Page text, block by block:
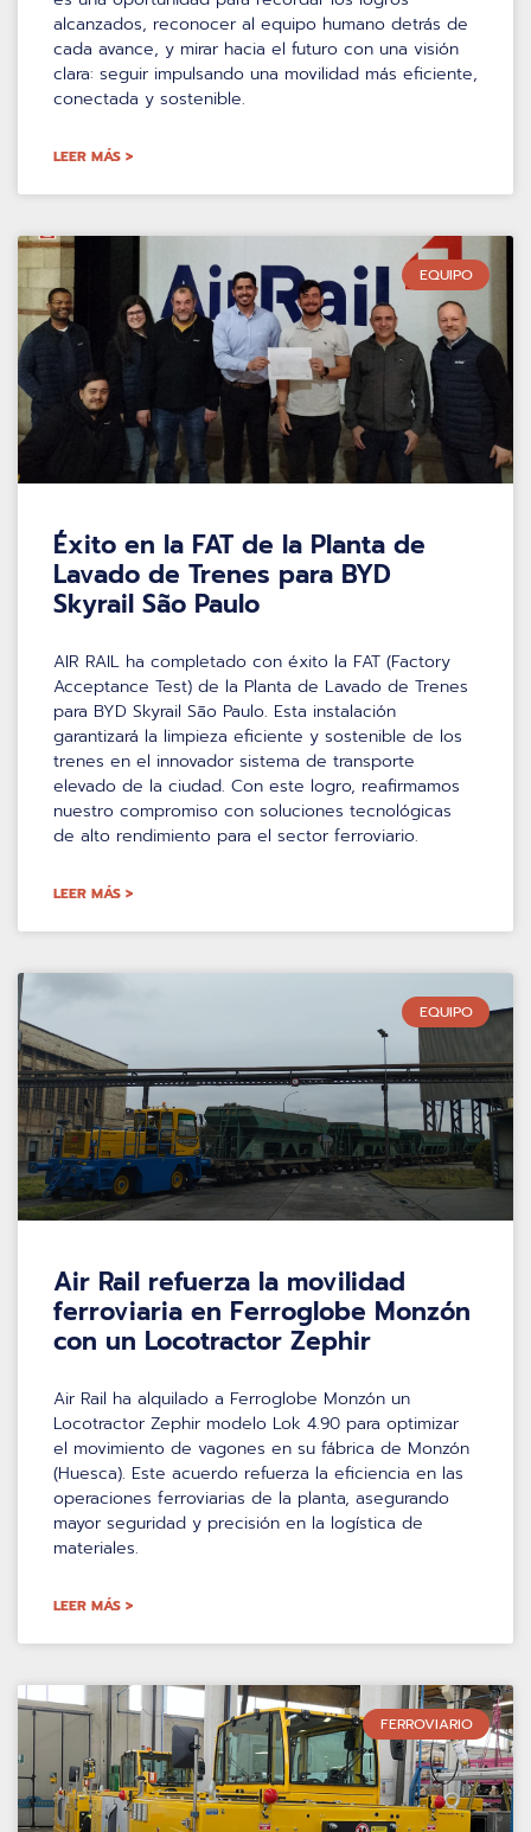
alcanzados, reconocer al equipo humano detrás de
cada avance, y mirar hacia el futuro con una visión
clara: seguir impulsando una movilidad más eficiente,
conectada y sostenible.
LEER MÁS >
EQUIPO
Éxito en la FAT de la Planta de
Lavado de Trenes para BYD
Skyrail São Paulo
AIR RAIL ha completado con éxito la FAT (Factory
Acceptance Test) de la Planta de Lavado de Trenes
para BYD Skyrail São Paulo. Esta instalación
garantizará la limpieza eficiente y sostenible de los
trenes en el innovador sistema de transporte
elevado de la ciudad. Con este logro, reafirmamos
nuestro compromiso con soluciones tecnológicas
de alto rendimiento para el sector ferroviario.
LEER MÁS >
EQUIPO
Air Rail refuerza la movilidad
ferroviaria en Ferroglobe Monzón
con un Locotractor Zephir
Air Rail ha alquilado a Ferroglobe Monzón un
Locotractor Zephir modelo Lok 4.90 para optimizar
el movimiento de vagones en su fábrica de Monzón
(Huesca). Este acuerdo refuerza la eficiencia en las
operaciones ferroviarias de la planta, asegurando
mayor seguridad y precisión en la logística de
materiales.
LEER MÁS >
FERROVIARIO